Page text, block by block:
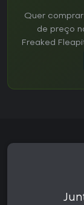
Quer
de preço
Freaked